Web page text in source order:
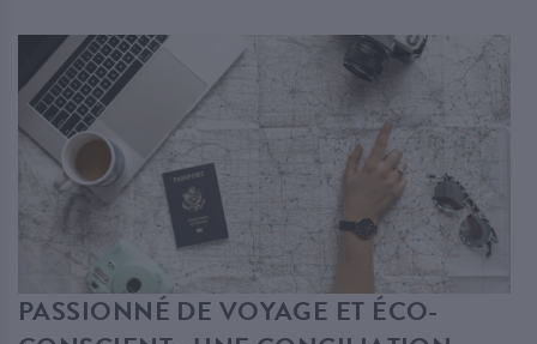
PASSIONNÉ DE VOYAGE ET ÉCO-